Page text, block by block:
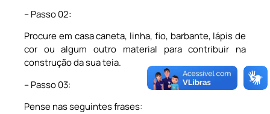
– Passo 02:
Procure em casa caneta, linha, fio, barbante, lápis de
cor ou algum outro material para contribuir na
construção da sua teia.
– Passo 03:
Pense nas seguintes frases: